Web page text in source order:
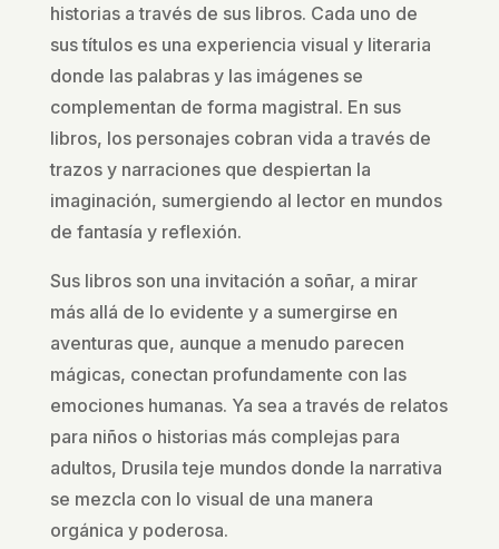
historias a través de sus libros. Cada uno de
sus títulos es una experiencia visual y literaria
donde las palabras y las imágenes se
complementan de forma magistral. En sus
libros, los personajes cobran vida a través de
trazos y narraciones que despiertan la
imaginación, sumergiendo al lector en mundos
de fantasía y reflexión.
Sus libros son una invitación a soñar, a mirar
más allá de lo evidente y a sumergirse en
aventuras que, aunque a menudo parecen
mágicas, conectan profundamente con las
emociones humanas. Ya sea a través de relatos
para niños o historias más complejas para
adultos, Drusila teje mundos donde la narrativa
se mezcla con lo visual de una manera
orgánica y poderosa.